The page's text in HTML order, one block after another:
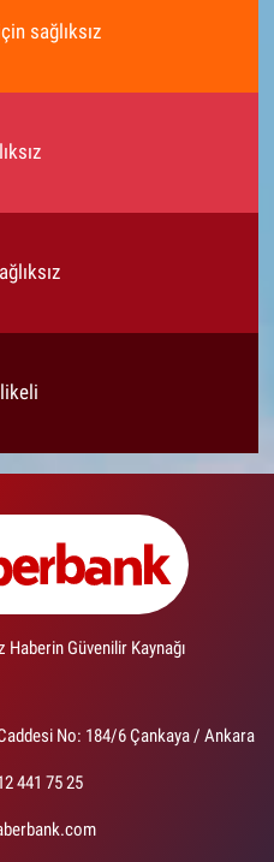
sağlıksız
Güvenilir Kaynağı
No: 184/6 Çankaya / Ankara
441 75 25